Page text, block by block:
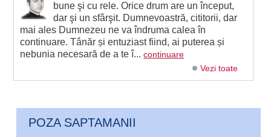
bune şi cu rele. Orice drum are un început,
dar şi un sfârşit. Dumnevoastră, cititorii, dar
mai ales Dumnezeu ne va îndruma calea în
continuare. Tânăr și entuziast fiind, ai puterea și
nebunia necesară de a te î...continuare
Vezi toate
POZA SAPTAMANII